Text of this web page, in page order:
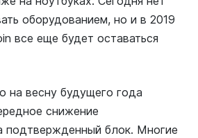
оборудованием, но и в 2019
все еще будет оставаться
на весну будущего года
снижение
подтвержденный блок. Многие